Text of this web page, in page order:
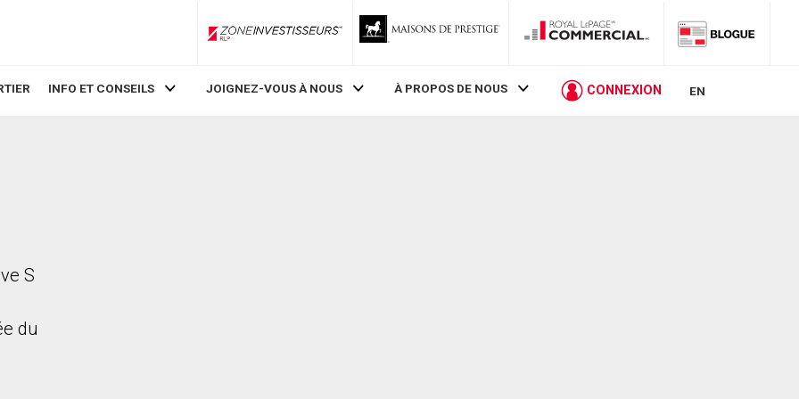
ZoneInvestisseurs RLP
INFO ET CONSEILS JOIGNEZ-VOUS À NOUS À PROPOS DE NOUS CONNEXION EN
S
du